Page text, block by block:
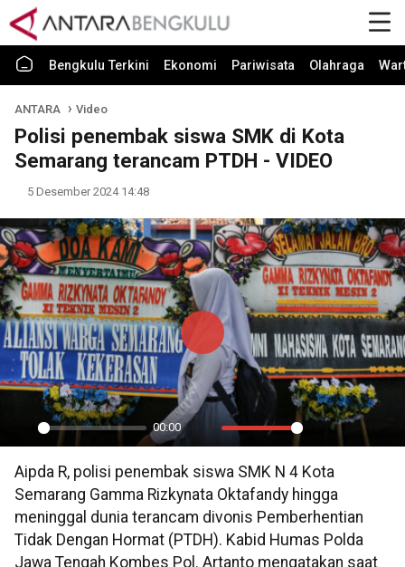
Bengkulu Terkini Ekonomi Pariwisata Olahraga
ANTARA Video
Polisi penembak siswa SMK di Kota
Semarang terancam PTDH - VIDEO
5 Desember 2024 14:48
Play
00:00
Mute Settings
PIP
Play
Aipda R, polisi penembak siswa SMK N 4 Kota
Semarang Gamma Rizkynata Oktafandy hingga
meninggal dunia terancam divonis Pemberhentian
Tidak Dengan Hormat (PTDH). Kabid Humas Polda
Jawa Tengah Kombes Pol. Artanto mengatakan saat